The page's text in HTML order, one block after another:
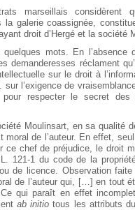
marseillais considèrent
la galerie coassignée,
droit d’Hergé et la société
quelques mots. En
demanderesses réclament
sur le droit à
l’exigence de
pour respecter le secret
Moulinsart, en sa qualité
de l’auteur. En effet,
chef de préjudice, le droit
121-1 du code de la
de licence. Observation
de l’auteur qui, […] en tout
qui paraît en effet
ab initio tous les attributs